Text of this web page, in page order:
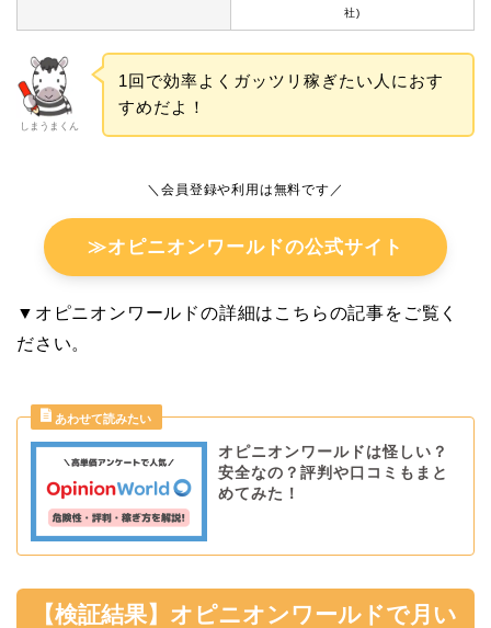
社)
しまうまくん
1回で効率よくガッツリ稼ぎたい人におす
すめだよ！
＼会員登録や利用は無料です／
≫オピニオンワールドの公式サイト
▼オピニオンワールドの詳細はこちらの記事をご覧く
ださい。
オピニオンワールドは怪しい？
安全なの？評判や口コミもまと
めてみた！
【検証結果】オピニオンワールドで月い